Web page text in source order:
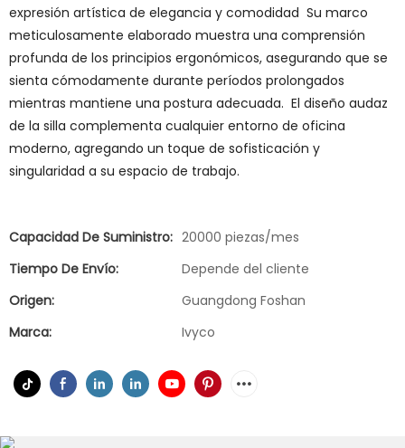
expresión artística de elegancia y comodidad Su marco
meticulosamente elaborado muestra una comprensión
profunda de los principios ergonómicos, asegurando que se
sienta cómodamente durante períodos prolongados
mientras mantiene una postura adecuada. El diseño audaz
de la silla complementa cualquier entorno de oficina
moderno, agregando un toque de sofisticación y
singularidad a su espacio de trabajo.
Capacidad De Suministro: 20000 piezas/mes
Tiempo De Envío:
Depende del cliente
Origen:
Guangdong Foshan
Marca:
Ivyco